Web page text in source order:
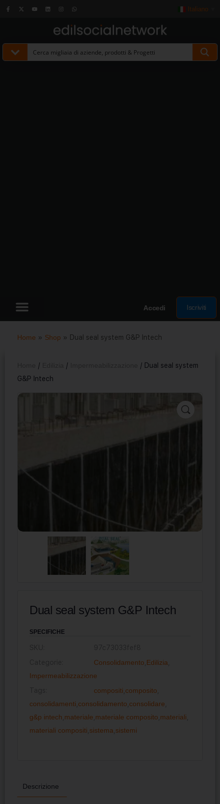
Italiano
Accedi Iscriviti
Home » Shop » Dual seal system G&P Intech
/ /
/ Dual seal system
G&P Intech
Dual seal system G&P Intech
SPECIFICHE
Consolidamento Edilizia
Impermeabilizzazione
compositi composito
consolidamenti consolidamento consolidare
g&p intech materiale materiale composito materiali
materiali compositi sistema sistemi
Descrizione